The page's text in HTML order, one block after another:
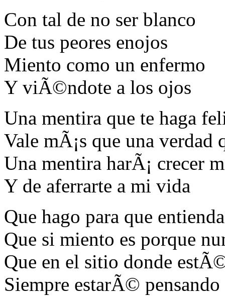
Con tal de no ser blanco
De tus peores enojos
Miento como un enfermo
Y viÃ©ndote a los ojos
Una mentira que te haga
Vale mÃ¡s que una verdad
Una mentira harÃ¡ crecer
Y de aferrarte a mi vida
Que hago para que
Que si miento es porque
Que en el sitio donde
Siempre estarÃ©